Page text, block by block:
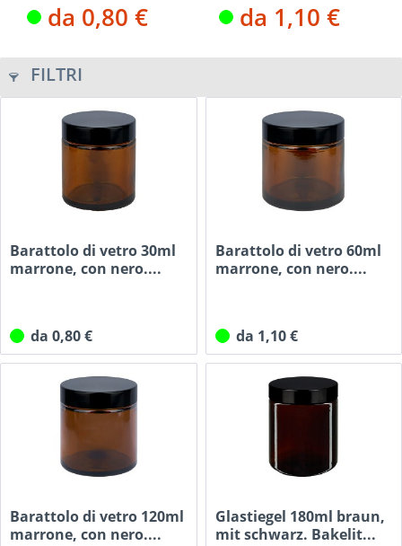
da 0,80 € da 1,10 €
FILTRI
Barattolo di vetro 30ml
marrone, con nero....
da 0,80 €
Barattolo di vetro 60ml
marrone, con nero....
da 1,10 €
Barattolo di vetro 120ml
marrone, con nero....
Glastiegel 180ml braun,
mit schwarz. Bakelit...